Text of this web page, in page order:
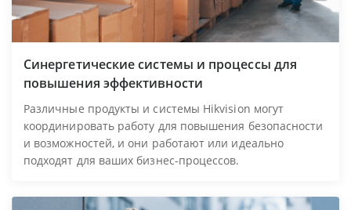
Синергетические системы и процессы для
повышения эффективности
Различные продукты и системы Hikvision могут
координировать работу для повышения безопасности
и возможностей, и они работают или идеально
подходят для ваших бизнес-процессов.